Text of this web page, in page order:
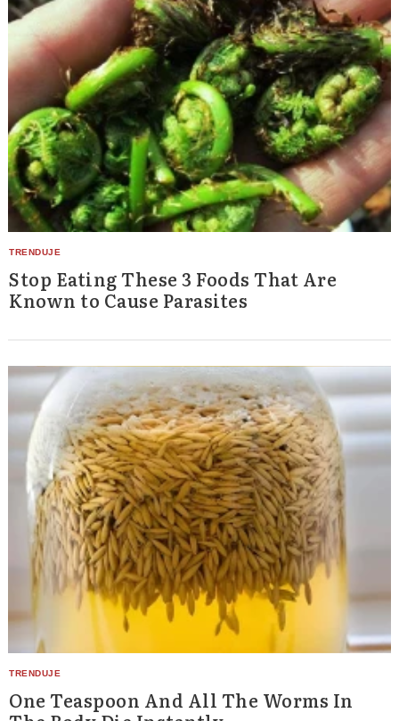
Stop Eating These 3 Foods That Are
Known to Cause Parasites
One Teaspoon And All The Worms In